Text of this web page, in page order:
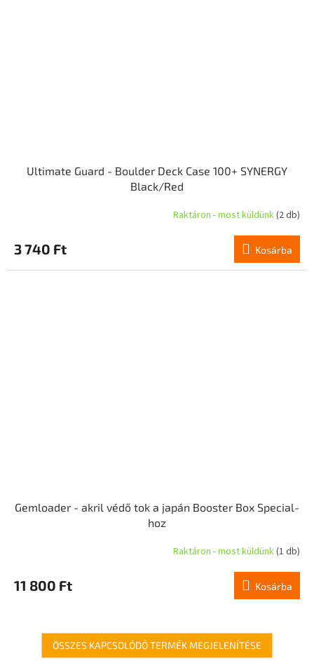
Ultimate Guard - Boulder Deck Case 100+ SYNERGY
Black/Red
Raktáron - most küldünk(2 db)
3 740 Ft Kosárba
Gemloader - akril védő tok a japán Booster Box Special-
hoz
Raktáron - most küldünk(1 db)
11 800 Ft Kosárba
ÖSSZES KAPCSOLÓDÓ TERMÉK MEGJELENÍTÉSE